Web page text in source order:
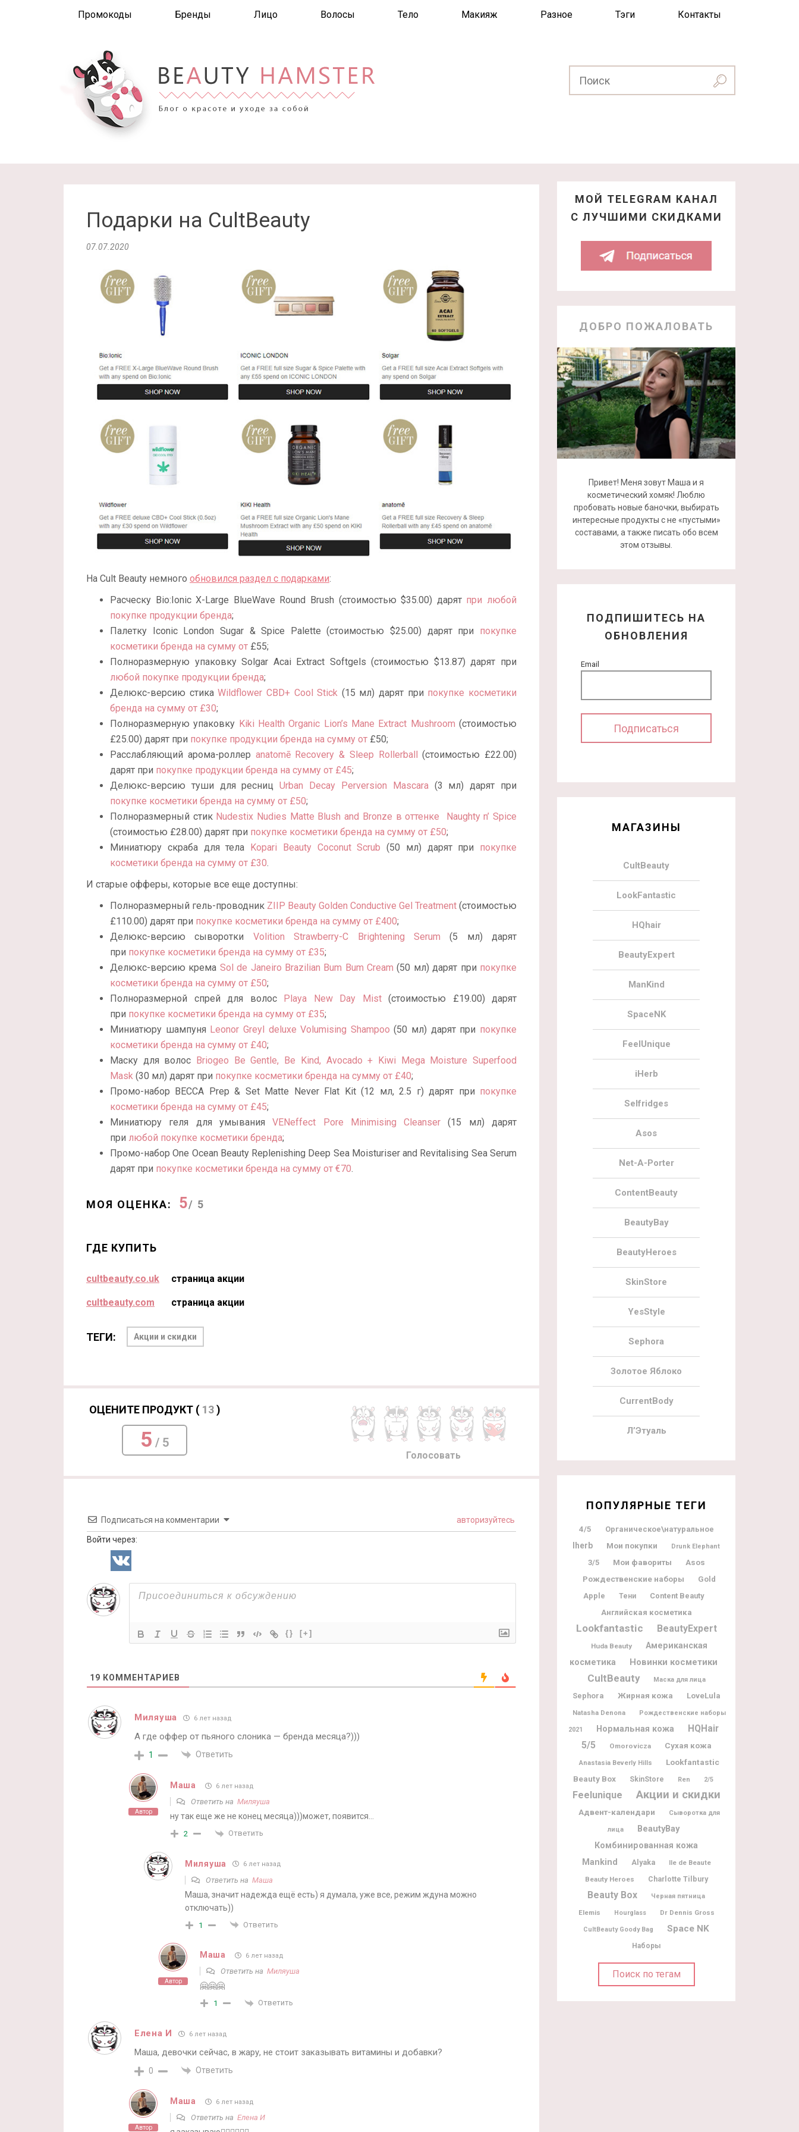
Промокоды Бренды Лицо Волосы Тело Макияж Разное Тэги Контакты
Подарки на CultBeauty
07.07.2020
На Cult Beauty немного обновился раздел с подарками:
Расческу Bio:Ionic X-Large BlueWave Round Brush (стоимостью $35.00) дарят при любой
покупке продукции бренда;
Палетку Iconic London Sugar & Spice Palette (стоимостью $25.00) дарят при покупке
косметики бренда на сумму от £55;
Полноразмерную упаковку Solgar Acai Extract Softgels (стоимостью $13.87) дарят при
любой покупке продукции бренда;
Делюкс-версию стикаWildflower CBD+ Cool Stick (15 мл) дарят при покупке косметики
бренда на сумму от £30;
Полноразмерную упаковку Kiki Health Organic Lion’s Mane Extract Mushroom (стоимостью
£25.00) дарят при покупке продукции бренда на сумму от £50;
Расслабляющий арома-роллер anatomē Recovery & Sleep Rollerball (стоимостью £22.00)
дарят при покупке продукции бренда на сумму от £45;
Делюкс-версию туши для ресницUrban Decay Perversion Mascara(3 мл) дарят при
покупке косметики бренда на сумму от £50;
Полноразмерный стик Nudestix Nudies Matte Blush and Bronze в оттенке
Naughty n’ Spice
(стоимостью £28.00) дарят при покупке косметики бренда на сумму от £50;
Миниатюру скраба для тела Kopari Beauty Coconut Scrub (50 мл) дарят при покупке
косметики бренда на сумму от £30.
И старые офферы, которые все еще доступны:
Полноразмерный гель-проводник ZIIP Beauty Golden Conductive Gel Treatment (стоимостью
£110.00) дарят при покупке косметики бренда на сумму от £400;
Делюкс-версию сыворотки Volition Strawberry-C Brightening Serum (5 мл) дарят
при покупке косметики бренда на сумму от £35;
Делюкс-версию крема Sol de Janeiro Brazilian Bum Bum Cream (50 мл) дарят при покупке
косметики бренда на сумму от £50;
Полноразмерной спрей для волос Playa New Day Mist(стоимостью £19.00) дарят
при покупке косметики бренда на сумму от £35;
Миниатюру шампуня Leonor Greyl deluxe Volumising Shampoo (50 мл) дарят при покупке
косметики бренда на сумму от £40;
Маску для волос Briogeo Be Gentle, Be Kind, Avocado + Kiwi Mega Moisture Superfood
Mask (30 мл) дарят при покупке косметики бренда на сумму от £40;
Промо-набор BECCA Prep & Set Matte Never Flat Kit (12 мл, 2.5 г) дарят при покупке
косметики бренда на сумму от £45;
Миниатюру геля для умыванияVENeffect Pore Minimising Cleanser (15 мл) дарят
при любой покупке косметики бренда;
Промо-набор One Ocean Beauty Replenishing Deep Sea Moisturiser and Revitalising Sea Serum
дарят при покупке косметики бренда на сумму от €70.
МОЯ ОЦЕНКА: 5/ 5
ГДЕ КУПИТЬ
cultbeauty.co.uk страница акции
cultbeauty.com страница акции
ТЕГИ: Акции и скидки
ОЦЕНИТЕ ПРОДУКТ ( 13)
5 / 5
Голосовать
Подписаться на комментарии авторизуйтесь
Войти через:
{} [+]
19 КОММЕНТАРИЕВ
Миляуша 6 лет назад
А где оффер от пьяного слоника — бренда месяца?)))
1 Ответить
Автор
Маша 6 лет назад
Ответить на Миляуша
ну так еще же не конец месяца)))может, появится…
2 Ответить
Миляуша 6 лет назад
Ответить на Маша
Маша, значит надежда ещё есть) я думала, уже все, режим ждуна можно
отключать))
1 Ответить
Автор
Маша 6 лет назад
Ответить на Миляуша
🤗🤗🤗
1 Ответить
Елена И 6 лет назад
Маша, девочки сейчас, в жару, не стоит заказывать витамины и добавки?
0 Ответить
Автор
Маша 6 лет назад
Ответить на Елена И
МОЙ TELEGRAM КАНАЛ
С ЛУЧШИМИ СКИДКАМИ
ДОБРО ПОЖАЛОВАТЬ
Привет! Меня зовут Маша и я
косметический хомяк! Люблю
пробовать новые баночки, выбирать
интересные продукты с не «пустыми»
составами, а также писать обо всем
этом отзывы.
ПОДПИШИТЕСЬ НА
ОБНОВЛЕНИЯ
Email
МАГАЗИНЫ
CultBeauty
LookFantastic
HQhair
BeautyExpert
ManKind
SpaceNK
FeelUnique
iHerb
Selfridges
Asos
Net-A-Porter
ContentBeauty
BeautyBay
BeautyHeroes
SkinStore
YesStyle
Sephora
Золотое Яблоко
CurrentBody
Л’Этуаль
ПОПУЛЯРНЫЕ ТЕГИ
4/5 Органическое\натуральное
Iherb Мои покупки Drunk Elephant
3/5 Мои фавориты Asos
Рождественские наборы
Gold
Apple
Тени
Content Beauty
Английская косметика
Lookfantastic BeautyExpert
Huda Beauty
Американская
косметика
Новинки косметики
CultBeauty Маска для лица
Sephora Жирная кожа LoveLula
Natasha Denona Рождественские наборы
2021 Нормальная кожа HQHair
5/5 Omorovicza Сухая кожа
Anastasia Beverly Hills
Lookfantastic
Beauty Box
SkinStore Ren 2/5
Feelunique Акции и скидки
Адвент-календари Сыворотка для
лица BeautyBay
Комбинированная кожа
Mankind Alyaka
Ile de Beaute
Beauty Heroes
Charlotte Tilbury
Beauty Box Черная пятница
Elemis Hourglass Dr Dennis Gross
CultBeauty Goody Bag Space NK
Наборы
Поиск по тегам